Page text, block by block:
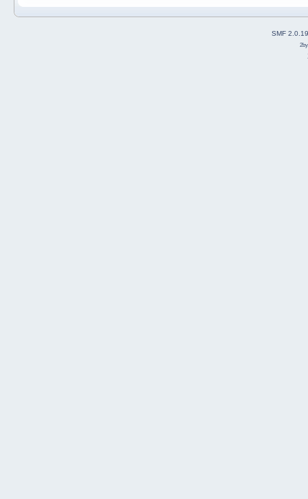
SMF 2.0.19